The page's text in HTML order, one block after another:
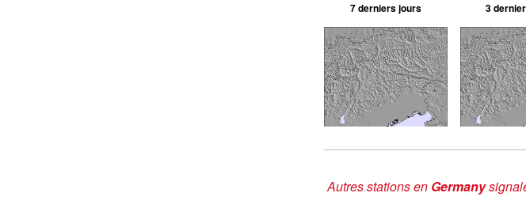
7 derniers jours 3
Autres stations en Germany